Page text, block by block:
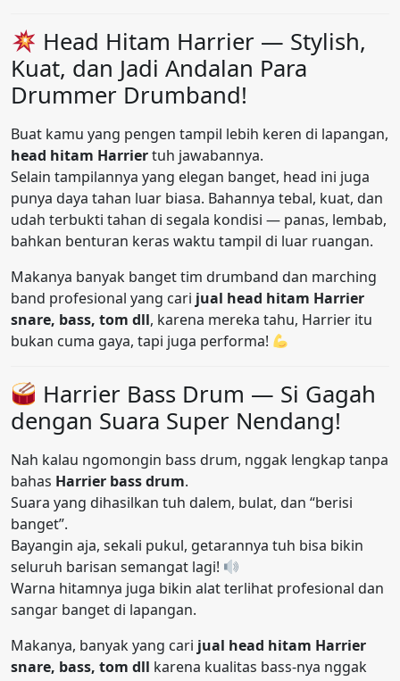
Head Hitam Harrier — Stylish,
Kuat, dan Jadi Andalan Para
Drummer Drumband!
Buat kamu yang pengen tampil lebih keren di lapangan,
head hitam Harriertuh jawabannya.
Selain tampilannya yang elegan banget, head ini juga
punya daya tahan luar biasa. Bahannya tebal, kuat, dan
udah terbukti tahan di segala kondisi — panas, lembab,
bahkan benturan keras waktu tampil di luar ruangan.
Makanya banyak banget tim drumband dan marching
band profesional yang cari jual head hitam Harrier
snare, bass, tom dll, karena mereka tahu, Harrier itu
bukan cuma gaya, tapi juga performa!
Harrier Bass Drum — Si Gagah
dengan Suara Super Nendang!
Nah kalau ngomongin bass drum, nggak lengkap tanpa
bahas Harrier bass drum.
Suara yang dihasilkan tuh dalem, bulat, dan “berisi
banget”.
Bayangin aja, sekali pukul, getarannya tuh bisa bikin
seluruh barisan semangat lagi!
Warna hitamnya juga bikin alat terlihat profesional dan
sangar banget di lapangan.
Makanya, banyak yang cari jual head hitam Harrier
snare, bass, tom dll karena kualitas bass-nya nggak